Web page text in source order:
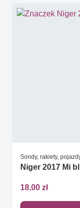
Sondy, rakiety,
Niger 2017 Mi
18,00 zł